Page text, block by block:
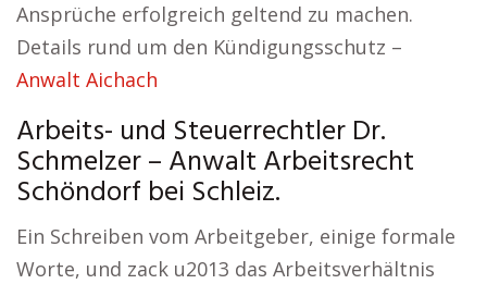
Ansprüche erfolgreich geltend zu machen.
Details rund um den Kündigungsschutz –
Anwalt Aichach
Arbeits- und Steuerrechtler Dr.
Schmelzer – Anwalt Arbeitsrecht
Schöndorf bei Schleiz.
Ein Schreiben vom Arbeitgeber, einige formale
Worte, und zack u2013 das Arbeitsverhältnis